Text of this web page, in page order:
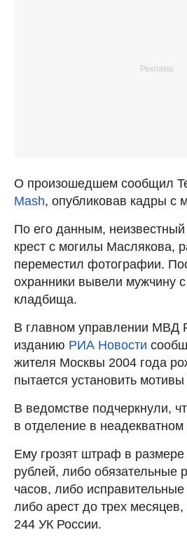
О произошедшем сообщил
Mash, опубликовав кадры с
По его данным,
крест с могилы Маслякова,
переместил фотографии.
охранники вывели мужчину
кладбища.
В главном управлении МВД
изданию РИА Новости
жителя Москвы 2004 года
пытается установить
В ведомстве подчеркнули,
в отделение в неадекватном
Ему грозят штраф в
рублей, либо обязательные
часов, либо
либо арест до трех месяцев,
244 УК России.